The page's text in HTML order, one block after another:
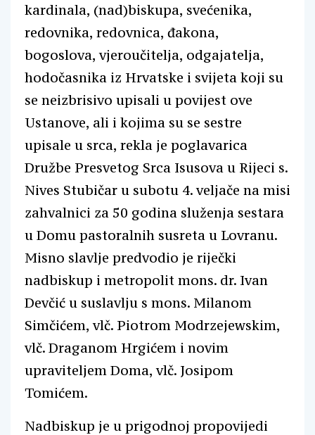
kardinala, (nad)biskupa, svećenika,
redovnika, redovnica, đakona,
bogoslova, vjeroučitelja, odgajatelja,
hodočasnika iz Hrvatske i svijeta koji su
se neizbrisivo upisali u povijest ove
Ustanove, ali i kojima su se sestre
upisale u srca, rekla je poglavarica
Družbe Presvetog Srca Isusova u Rijeci s.
Nives Stubičar u subotu 4. veljače na misi
zahvalnici za 50 godina služenja sestara
u Domu pastoralnih susreta u Lovranu.
Misno slavlje predvodio je riječki
nadbiskup i metropolit mons. dr. Ivan
Devčić u suslavlju s mons. Milanom
Simčićem, vlč. Piotrom Modrzejewskim,
vlč. Draganom Hrgićem i novim
upraviteljem Doma, vlč. Josipom
Tomićem.
Nadbiskup je u prigodnoj propovijedi